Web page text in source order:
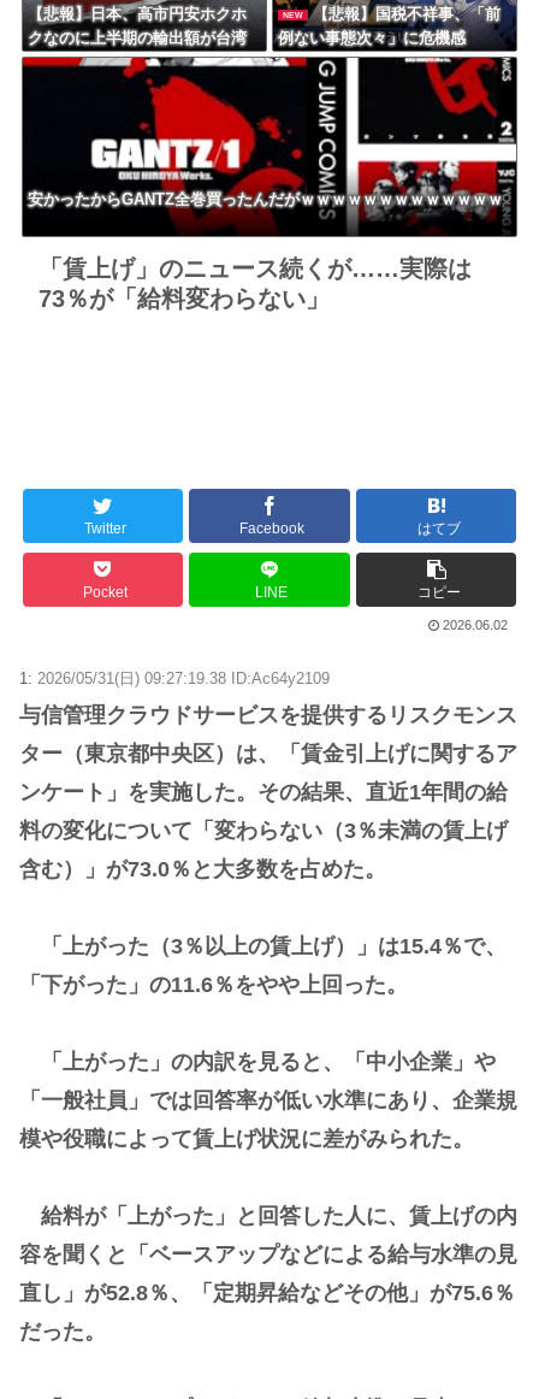
【悲報】日本、高市円安ホクホ
クなのに上半期の輸出額が台湾
と韓国に抜かれる・・・
NEW
【悲報】国税不祥事、「前
例ない事態次々」に危機感
「パパ活」、情報漏えいも
安かったからGANTZ全巻買ったんだがｗｗｗｗｗｗｗｗｗｗｗｗｗ
「賃上げ」のニュース続くが……実際は
73％が「給料変わらない」
Twitter Facebook はてブ
Pocket LINE コピー
2026.06.02
1: 2026/05/31(日) 09:27:19.38 ID:Ac64y2109
与信管理クラウドサービスを提供するリスクモンス
ター（東京都中央区）は、「賃金引上げに関するア
ンケート」を実施した。その結果、直近1年間の給
料の変化について「変わらない（3％未満の賃上げ
含む）」が73.0％と大多数を占めた。
「上がった（3％以上の賃上げ）」は15.4％で、
「下がった」の11.6％をやや上回った。
「上がった」の内訳を見ると、「中小企業」や
「一般社員」では回答率が低い水準にあり、企業規
模や役職によって賃上げ状況に差がみられた。
給料が「上がった」と回答した人に、賃上げの内
容を聞くと「ベースアップなどによる給与水準の見
直し」が52.8％、「定期昇給などその他」が75.6％
だった。